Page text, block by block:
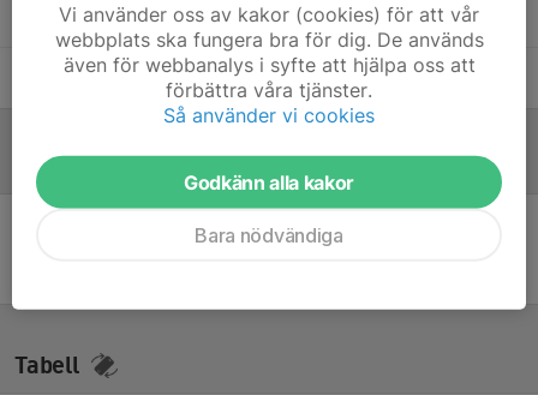
Hugo GomesHuvudtränare
Jonathan DahlénAssisterande tränare
Referat
Inget referat skrivet
Tabell
Vi använder oss av kakor (cookies) för att vår
webbplats ska fungera bra för dig. De används
även för webbanalys i syfte att hjälpa oss att
förbättra våra tjänster.
Så använder vi cookies
Godkänn alla kakor
Bara nödvändiga